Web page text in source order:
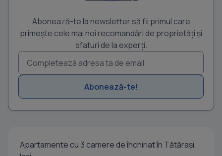
Abonează-te la newsletter să fii primul care
primește cele mai noi recomandări de proprietăți și
sfaturi de la experți.
Abonează-te!
Apartamente cu 3 camere de închiriat în Tătărași,